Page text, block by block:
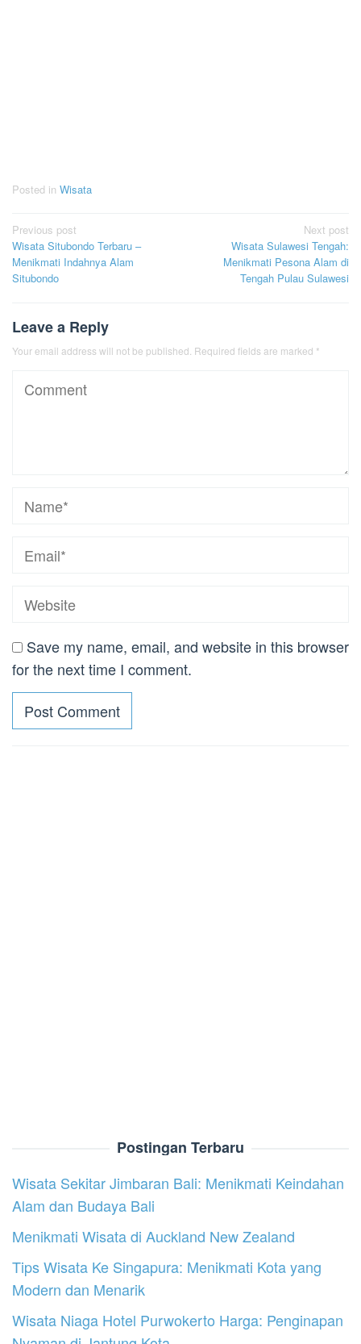
Posted in Wisata
Post
navigation
Previous post
Wisata Situbondo Terbaru –
Menikmati Indahnya Alam
Situbondo
Next post
Wisata Sulawesi Tengah:
Menikmati Pesona Alam di
Tengah Pulau Sulawesi
Leave a Reply
Your email address will not be published. Required fields are marked *
Save my name, email, and website in this browser
for the next time I comment.
Postingan Terbaru
Wisata Sekitar Jimbaran Bali: Menikmati Keindahan
Alam dan Budaya Bali
Menikmati Wisata di Auckland New Zealand
Tips Wisata Ke Singapura: Menikmati Kota yang
Modern dan Menarik
Wisata Niaga Hotel Purwokerto Harga: Penginapan